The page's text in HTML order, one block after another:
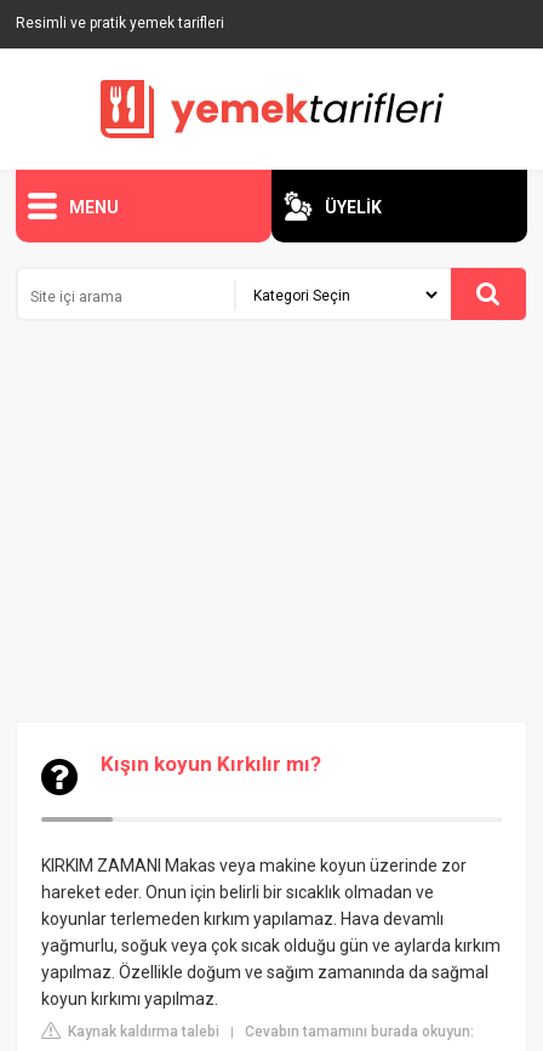
Resimli ve pratik yemek tarifleri
MENU ÜYELİK
Kışın koyun Kırkılır mı?
KIRKIM ZAMANI
Makas veya makine koyun üzerinde zor
hareket eder. Onun için belirli bir sıcaklık olmadan ve
koyunlar terlemeden kırkım yapılamaz. Hava devamlı
yağmurlu, soğuk veya çok sıcak olduğu gün ve aylarda kırkım
yapılmaz. Özellikle doğum ve sağım zamanında da sağmal
koyun kırkımı yapılmaz.
Kaynak kaldırma talebi |Cevabın tamamını burada okuyun: